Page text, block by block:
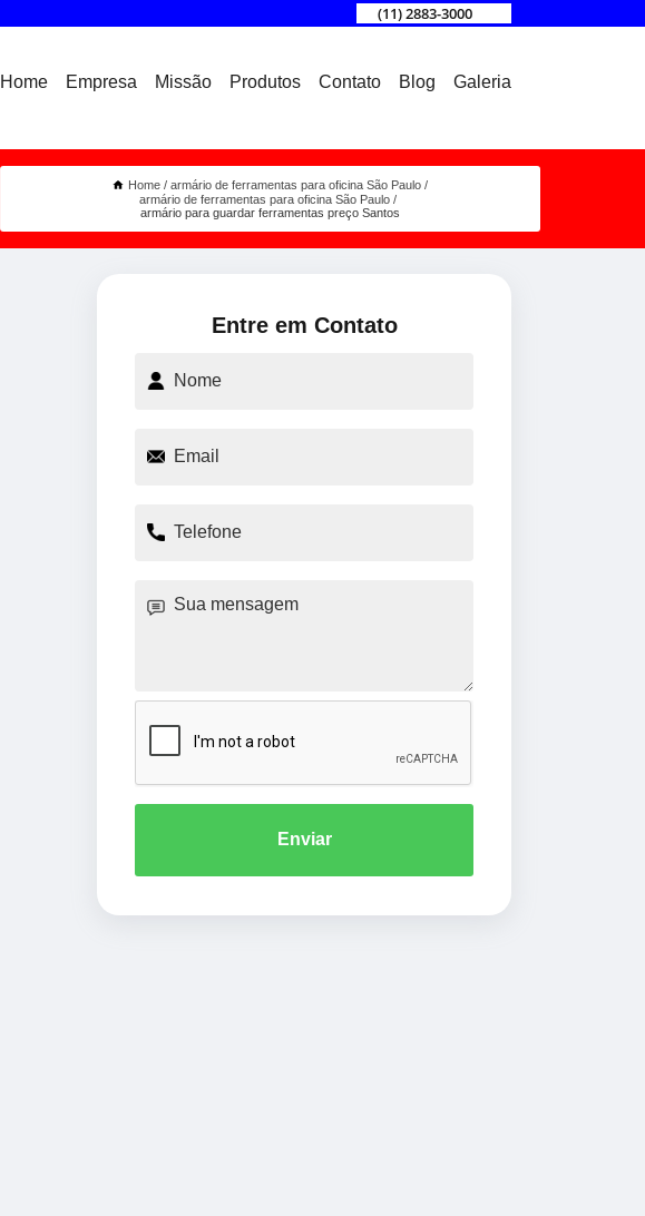
(11) 2883-3000
Home Empresa Missão Produtos Contato Blog Galeria
Home
armário de ferramentas para oficina São Paulo
armário de ferramentas para oficina São Paulo
armário para guardar ferramentas preço Santos
Entre em Contato
Enviar